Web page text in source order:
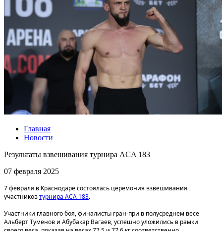
Главная
Новости
Результаты взвешивания турнира ACA 183
07 февраля 2025
7 февраля в Краснодаре состоялась церемония взвешивания
участниковтурнира ACA 183.
Участники главного боя, финалисты гран-при в полусреднем весе
Альберт Туменов и Абубакар Вагаев, успешно уложились в рамки